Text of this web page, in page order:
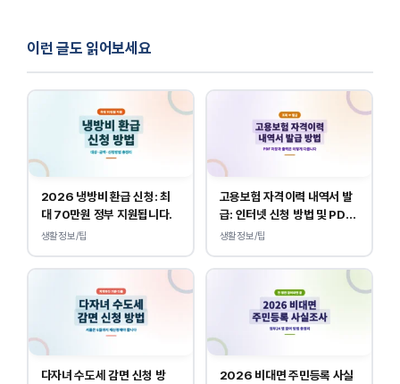
이런 글도 읽어보세요
2026 냉방비 환급 신청: 최
대 70만원 정부 지원됩니다.
생활정보/팁
고용보험 자격이력 내역서 발
급: 인터넷 신청 방법 및 PDF
양식 출력
생활정보/팁
다자녀 수도세 감면 신청 방
2026 비대면 주민등록 사실